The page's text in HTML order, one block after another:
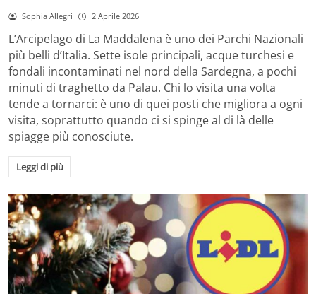
Sophia Allegri 2 Aprile 2026
L’Arcipelago di La Maddalena è uno dei Parchi Nazionali
più belli d’Italia. Sette isole principali, acque turchesi e
fondali incontaminati nel nord della Sardegna, a pochi
minuti di traghetto da Palau. Chi lo visita una volta
tende a tornarci: è uno di quei posti che migliora a ogni
visita, soprattutto quando ci si spinge al di là delle
spiagge più conosciute.
Leggi di più